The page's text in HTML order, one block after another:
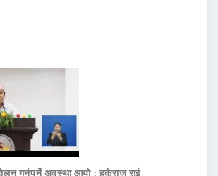
गर्नुपर्ने अवस्था आयो : हर्कराज राई